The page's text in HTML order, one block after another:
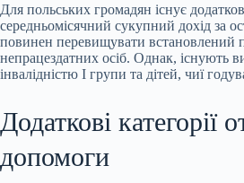
Для польських громадян існує
середньомісячний сукупний дохід за
повинен перевищувати встановлений
непрацездатних осіб. Однак, існують
інвалідністю І групи та дітей, чиї
Додаткові категорії
допомоги